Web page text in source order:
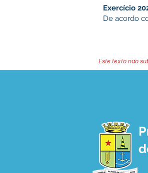
Exercício
De acordo
Este texto não